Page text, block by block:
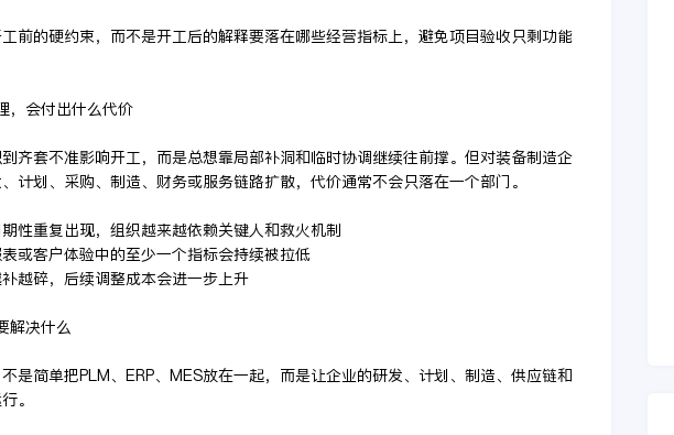
前的硬约束，而不是开工后的解释要落在哪些经营指标上，避免项目验收只剩功能
，会付出什么代价
齐套不准影响开工，而是总想靠局部补洞和临时协调继续往前撑。但对装备制造企
计划、采购、制造、财务或服务链路扩散，代价通常不会只落在一个部门。
性重复出现，组织越来越依赖关键人和救火机制
或客户体验中的至少一个指标会持续被拉低
越碎，后续调整成本会进一步上升
解决什么
是简单把PLM、ERP、MES放在一起，而是让企业的研发、计划、制造、供应链和
。